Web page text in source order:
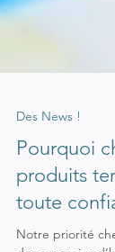
Des News !
Pourquoi
produits
toute